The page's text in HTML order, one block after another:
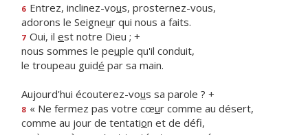
6 Entrez, inclinez-vous, prosternez-vous,
adorons le Seigneur qui nous a faits.
7 Oui, il est notre Dieu ; +
nous sommes le peuple qu'il conduit,
le troupeau guidé par sa main.
Aujourd'hui écouterez-vous sa parole ? +
8 « Ne fermez pas votre cœur comme au désert,
comme au jour de tentation et de défi,